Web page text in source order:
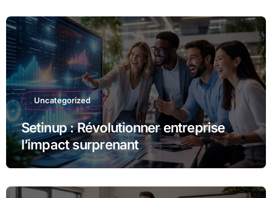
Uncategorized
Setinup : Révolutionner entreprise
l’impact surprenant